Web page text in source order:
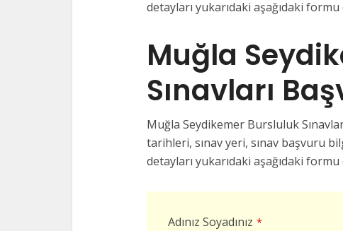
detayları yukarıdaki aşağıdaki
Muğla
Sınavları
Muğla Seydikemer Bursluluk
tarihleri, sınav yeri, sınav başvuru
detayları yukarıdaki aşağıdaki
Adınız Soyadınız *